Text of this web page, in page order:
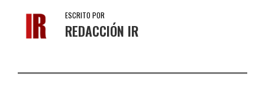
ESCRITO POR
REDACCIÓN IR